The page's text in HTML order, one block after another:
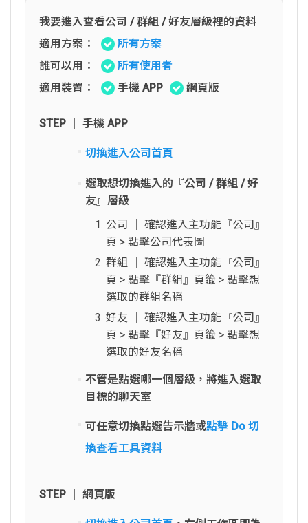
我要進入查看公司 / 群組 / 好友層級裡的資料
適用方案：
所有方案
誰可以用：
所有使用者
適用裝置：
手機 APP 網頁版
STEP │ 手機 APP
切換進入公司首頁
選取想切換進入的『公司 / 群組 / 好
友』層級
公司 │ 確認進入主功能『公司』
頁 > 點擊公司代表圖
群組 │ 確認進入主功能『公司』
頁 > 點擊『群組』頁籤 > 點擊想
選取的群組名稱
好友 │ 確認進入主功能『公司』
頁 > 點擊『好友』頁籤 > 點擊想
選取的好友名稱
不管是點選哪一個層級，將進入選取
目標的聊天室
可任意切換點選告示牆或點擊 Do 切
換查看工具資料
STEP │ 網頁版